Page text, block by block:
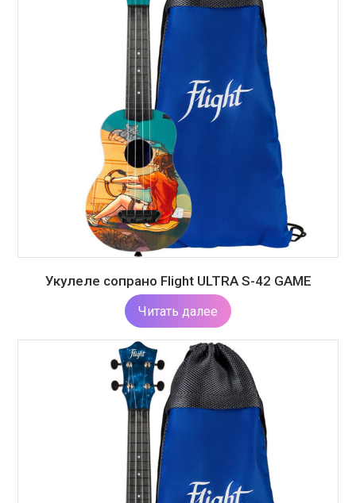
Укулеле сопрано Flight ULTRA S-42 GAME
Читать далее